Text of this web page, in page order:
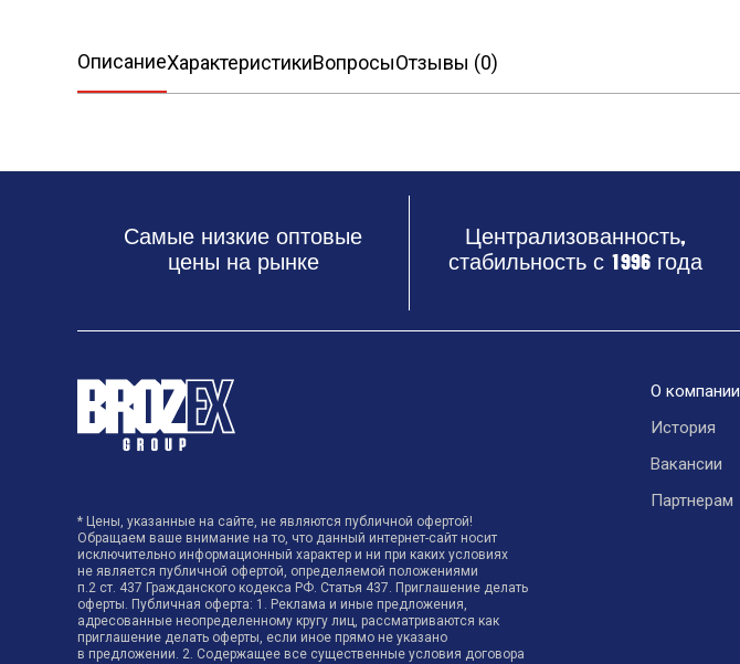
ОписаниеХарактеристикиВопросыОтзывы (0)
Самые низкие оптовые
цены на рынке
Централизованность,
стабильность с 1996 года
* Цены, указанные на сайте, не являются публичной офертой!
Обращаем ваше внимание на то, что данный интернет-сайт носит
исключительно информационный характер и ни при каких условиях
не является публичной офертой, определяемой положениями
п.2 ст. 437 Гражданского кодекса РФ. Статья 437. Приглашение делать
оферты. Публичная оферта: 1. Реклама и иные предложения,
адресованные неопределенному кругу лиц, рассматриваются как
приглашение делать оферты, если иное прямо не указано
в предложении. 2. Содержащее все существенные условия договора
О компании
История
Вакансии
Партнерам